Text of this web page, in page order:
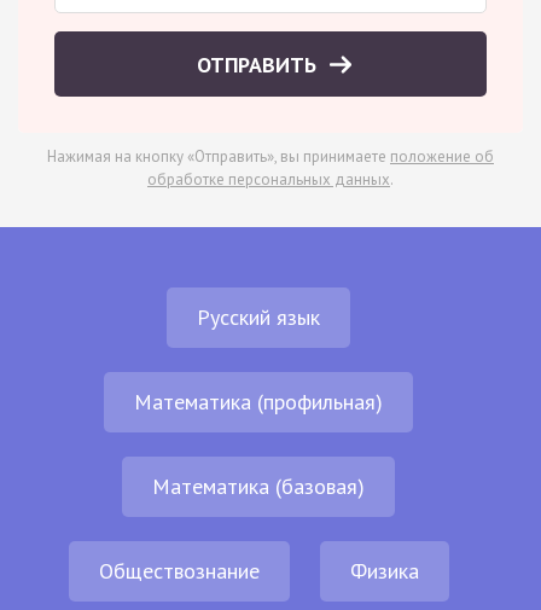
ОТПРАВИТЬ
Нажимая на кнопку «Отправить», вы принимаете положение об
обработке персональных данных.
Русский язык
Математика (профильная)
Математика (базовая)
Обществознание Физика